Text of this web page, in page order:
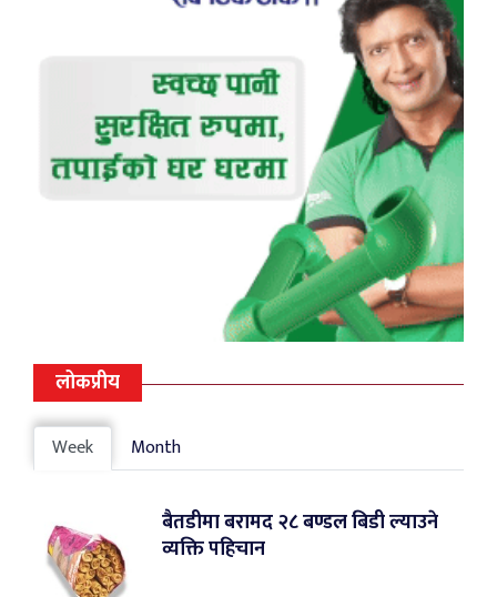
लोकप्रीय
Week Month
बैतडीमा बरामद २८ बण्डल बिडी ल्याउने
व्यक्ति पहिचान